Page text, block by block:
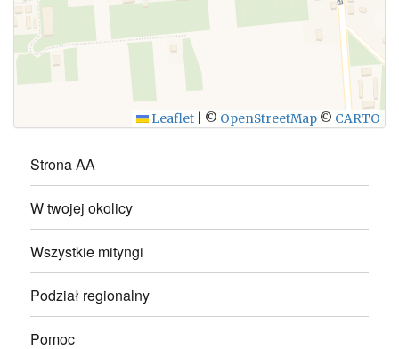
WYŚLIJ
Leaflet © OpenStreetMap © CARTO
Strona AA
W twojej okolicy
Wszystkie mityngi
Podział regionalny
Pomoc